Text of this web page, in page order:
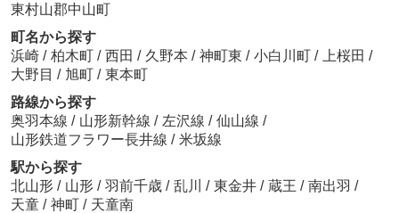
東村山郡中山町
町名から探す
浜崎 / 柏木町 / 西田 / 久野本 / 神町東 / 小白川町 / 上桜田 /
大野目 / 旭町 / 東本町
路線から探す
奥羽本線 / 山形新幹線 / 左沢線 / 仙山線 /
山形鉄道フラワー長井線 / 米坂線
駅から探す
北山形 / 山形 / 羽前千歳 / 乱川 / 東金井 / 蔵王 / 南出羽 /
天童 / 神町 / 天童南